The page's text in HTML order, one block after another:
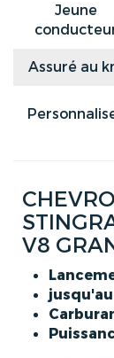
Jeune
Assuré au
V8
jusqu'au